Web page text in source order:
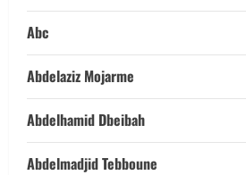
Abc
Abdelaziz Mojarme
Abdelhamid Dbeibah
Abdelmadjid Tebboune